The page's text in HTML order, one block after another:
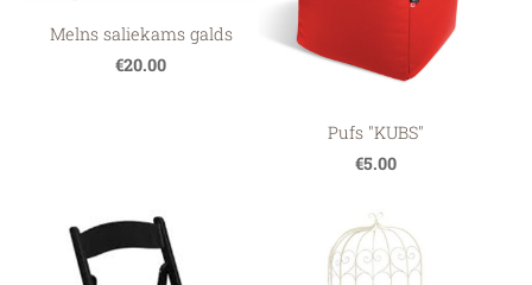
Melns saliekams galds
€20.00
Pufs "KUBS"
€5.00